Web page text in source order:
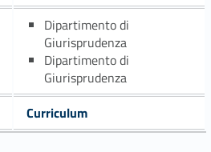
Dipartimento di
Giurisprudenza
Dipartimento di
Giurisprudenza
Curriculum